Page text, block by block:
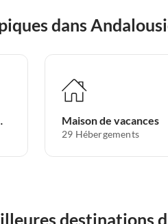
dans
Maison de vacances
29 Hébergements
destinations